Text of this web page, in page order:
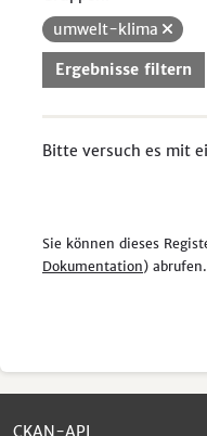
umwelt-klima
Ergebnisse filtern
Bitte versuch es mit
Sie können dieses
Dokumentation) abrufen.
CKAN-API